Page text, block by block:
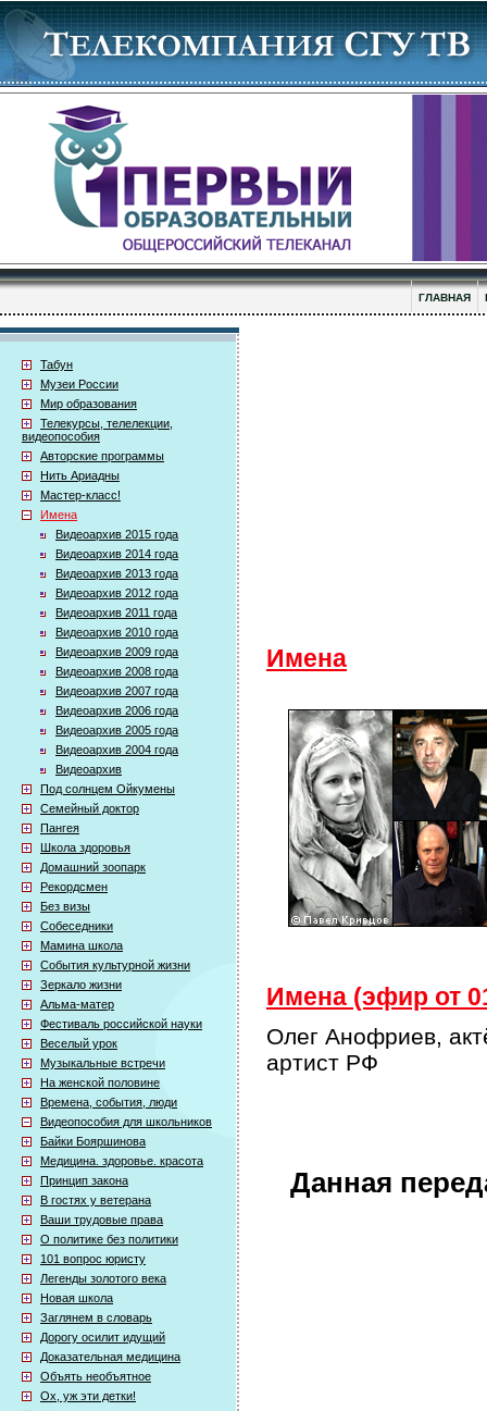
ГЛАВНАЯ
Табун
Музеи России
Мир образования
Телекурсы, телелекции,
видеопособия
Авторские программы
Нить Ариадны
Мастер-класс!
Имена
Видеоархив 2015 года
Видеоархив 2014 года
Видеоархив 2013 года
Видеоархив 2012 года
Видеоархив 2011 года
Видеоархив 2010 года
Видеоархив 2009 года
Видеоархив 2008 года
Видеоархив 2007 года
Видеоархив 2006 года
Видеоархив 2005 года
Видеоархив 2004 года
Видеоархив
Под солнцем Ойкумены
Семейный доктор
Пангея
Школа здоровья
Домашний зоопарк
Рекордсмен
Без визы
Собеседники
Мамина школа
События культурной жизни
Зеркало жизни
Альма-матер
Фестиваль российской науки
Веселый урок
Музыкальные встречи
На женской половине
Времена, события, люди
Видеопособия для школьников
Байки Бояршинова
Медицина. здоровье. красота
Принцип закона
В гостях у ветерана
Ваши трудовые права
О политике без политики
101 вопрос юристу
Легенды золотого века
Новая школа
Заглянем в словарь
Дорогу осилит идущий
Доказательная медицина
Объять необъятное
Ох, уж эти детки!
Имена
Имена (эфир от
Олег Анофриев,
артист РФ
Данная